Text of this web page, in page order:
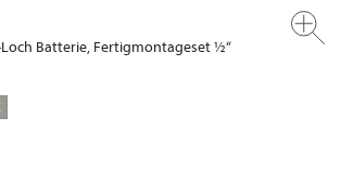
Batterie, Fertigmontageset ½“